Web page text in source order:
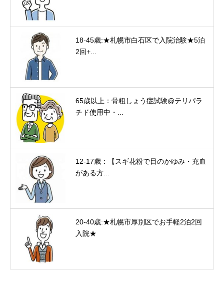
18-45歳:★札幌市白石区で入院治験★5泊
2回+...
65歳以上：骨粗しょう症試験@テリパラ
チド使用中・...
12-17歳：【スギ花粉で目のかゆみ・充血
がある方...
20-40歳:★札幌市厚別区でお手軽2泊2回
入院★